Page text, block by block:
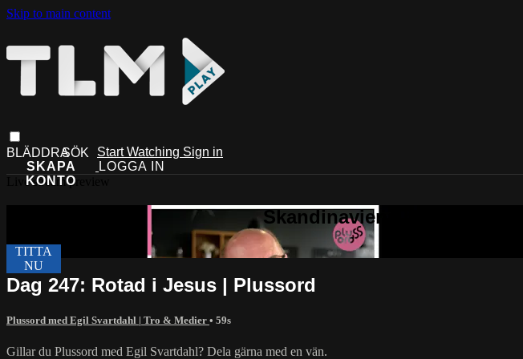
Skip to main content
Start Watching Sign in
Live stream preview
Dag 247: Rotad i Jesus | Plussord
Plussord med Egil Svartdahl | Tro & Medier • 59s
Gillar du Plussord med Egil Svartdahl? Dela gärna med en vän.